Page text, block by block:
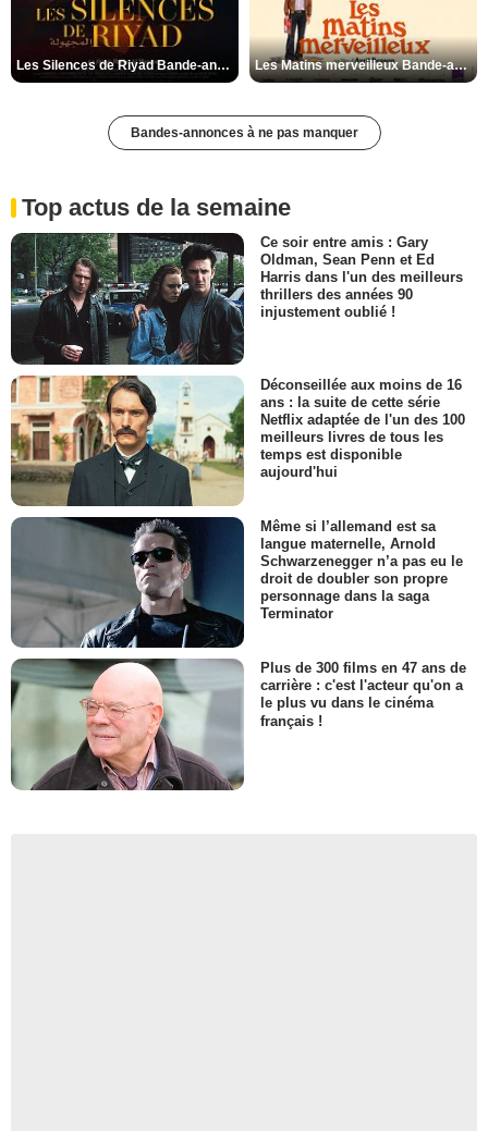
Les Silences de Riyad Bande-annonce VO STFR Les Matins merveilleux Bande-annonce VF
Bandes-annonces à ne pas manquer
Top actus de la semaine
Ce soir entre amis : Gary
Oldman, Sean Penn et Ed
Harris dans l'un des meilleurs
thrillers des années 90
injustement oublié !
Déconseillée aux moins de 16
ans : la suite de cette série
Netflix adaptée de l'un des 100
meilleurs livres de tous les
temps est disponible
aujourd'hui
Même si l’allemand est sa
langue maternelle, Arnold
Schwarzenegger n’a pas eu le
droit de doubler son propre
personnage dans la saga
Terminator
Plus de 300 films en 47 ans de
carrière : c'est l'acteur qu'on a
le plus vu dans le cinéma
français !